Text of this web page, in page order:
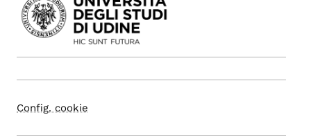
Config. cookie